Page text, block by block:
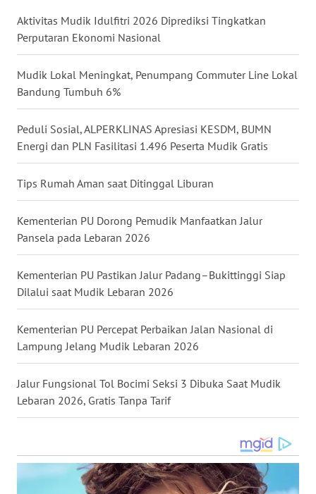
Aktivitas Mudik Idulfitri 2026 Diprediksi Tingkatkan
Perputaran Ekonomi Nasional
Mudik Lokal Meningkat, Penumpang Commuter Line Lokal
Bandung Tumbuh 6%
Peduli Sosial, ALPERKLINAS Apresiasi KESDM, BUMN
Energi dan PLN Fasilitasi 1.496 Peserta Mudik Gratis
Tips Rumah Aman saat Ditinggal Liburan
Kementerian PU Dorong Pemudik Manfaatkan Jalur
Pansela pada Lebaran 2026
Kementerian PU Pastikan Jalur Padang–Bukittinggi Siap
Dilalui saat Mudik Lebaran 2026
Kementerian PU Percepat Perbaikan Jalan Nasional di
Lampung Jelang Mudik Lebaran 2026
Jalur Fungsional Tol Bocimi Seksi 3 Dibuka Saat Mudik
Lebaran 2026, Gratis Tanpa Tarif
WN
JATENG
WN
JOGJA
JATIM
WN
BALI
WN
KALBAR
WN
KALTENG
WN
KALTARA